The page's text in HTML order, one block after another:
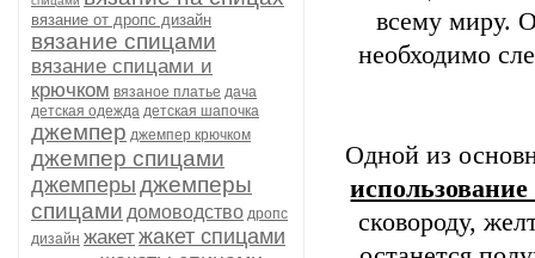
вязание от дропс дизайн
вязание спицами
вязание спицами и
крючком вязаное платье дача
детская одежда детская шапочка
джемпер джемпер крючком
джемпер спицами
джемперы джемперы
спицами домоводство дропс
дизайн жакетжакет спицами
всему миру.
необходимо
Одной из
сковороду,